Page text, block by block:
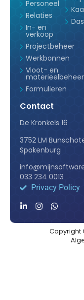
Personeel
Relaties
In- en
verkoop
Projectbeheer
Werkbonnen
Vloot- en
materieelbeheer
Formulieren
Contact
De Kronkels 16
3752 LM
Spakenburg
033 234 0013
Privacy Policy
Copyright